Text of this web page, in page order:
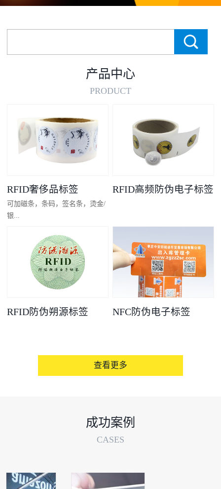
产品中心
PRODUCT
RFID奢侈品标签
可加磁条，条码，签名条，烫金/
银...
凸码，金/银底
RFID高频防伪电子标签
RFID防伪朔源标签 NFC防伪电子标签
查看更多
成功案例
CASES